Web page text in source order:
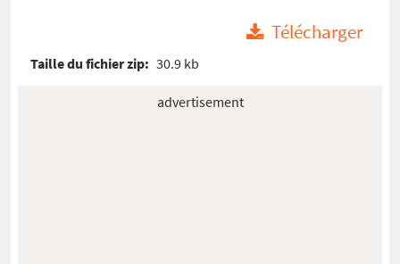
Télécharger
Taille du fichier zip: 30.9 kb
advertisement